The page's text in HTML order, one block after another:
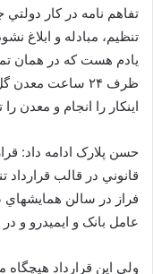
تفاهم نامه در کار دولتي
تنظيم، مبادله و ابلاغ
يادم هست که در همان
اينکار را انجام و معدن را
حسن پلارک ادامه داد:
قانوني در قالب
فراز در سالن همايشهاي
عامل بانک و ايميدرو و
ولي اين قرارداد هيچگاه